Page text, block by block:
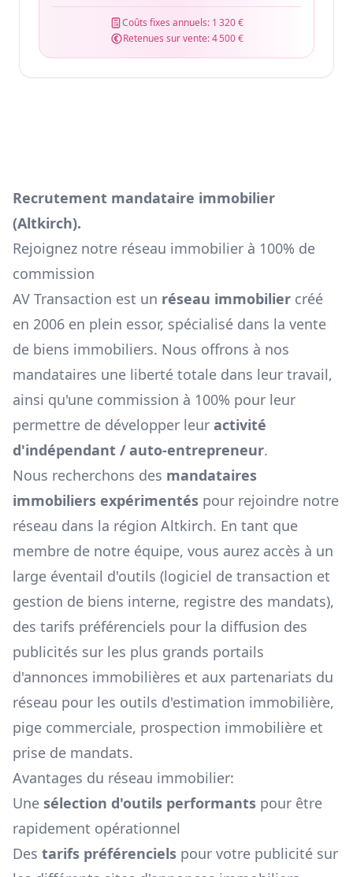
Coûts fixes annuels: 1 320 €
Retenues sur vente:4 500 €
Recrutement mandataire immobilier
(Altkirch).
Rejoignez notre réseau immobilier à 100% de
commission
AV Transaction est un réseau immobilier créé
en 2006 en plein essor, spécialisé dans la vente
de biens immobiliers. Nous offrons à nos
mandataires une liberté totale dans leur travail,
ainsi qu'une commission à 100% pour leur
permettre de développer leur activité
d'indépendant / auto-entrepreneur.
Nous recherchons des mandataires
immobiliers expérimentés pour rejoindre notre
réseau dans la région Altkirch. En tant que
membre de notre équipe, vous aurez accès à un
large éventail d'outils (logiciel de transaction et
gestion de biens interne, registre des mandats),
des tarifs préférenciels pour la diffusion des
publicités sur les plus grands portails
d'annonces immobilières et aux partenariats du
réseau pour les outils d'estimation immobilière,
pige commerciale, prospection immobilière et
prise de mandats.
Avantages du réseau immobilier:
Une sélection d'outils performants pour être
rapidement opérationnel
Des tarifs préférenciels pour votre publicité sur